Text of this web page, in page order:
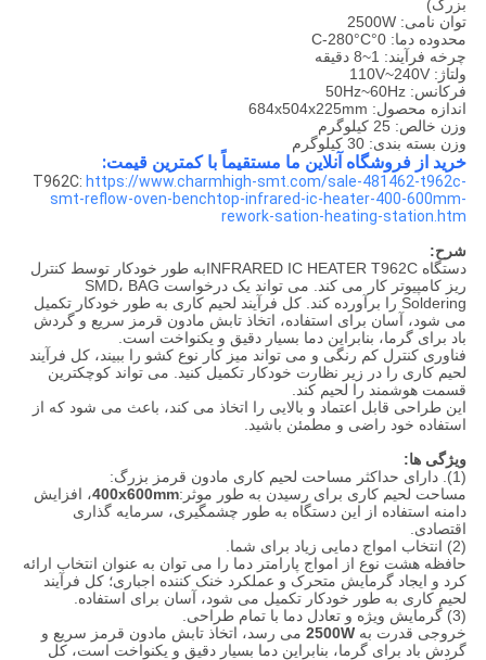
بزرگ)
توان نامی: 2500W
محدوده دما: 0°C-280°C
چرخه فرآیند: 1~8 دقیقه
ولتاژ: 110V~240V
فرکانس: 50Hz~60Hz
اندازه محصول: 684x504x225mm
وزن خالص: 25 کیلوگرم
وزن بسته بندی: 30 کیلوگرم
خرید از فروشگاه آنلاین ما مستقیماً با کمترین قیمت:
T962C: https://www.charmhigh-smt.com/sale-481462-t962c-
smt-reflow-oven-benchtop-infrared-ic-heater-400-600mm-
rework-sation-heating-station.htm
شرح:
دستگاه INFRARED IC HEATER T962Cبه طور خودکار توسط کنترل
ریز کامپیوتر کار می کند. می تواند یک درخواست SMD، BAG
Soldering را برآورده کند. کل فرآیند لحیم کاری به طور خودکار تکمیل
می شود، آسان برای استفاده، اتخاذ تابش مادون قرمز سریع و گردش
باد برای گرما، بنابراین دما بسیار دقیق و یکنواخت است.
فناوری کنترل کم رنگی و می تواند میز کار نوع کشو را ببیند، کل فرآیند
لحیم کاری را در زیر نظارت خودکار تکمیل کنید. می تواند کوچکترین
قسمت هوشمند را لحیم کند.
این طراحی قابل اعتماد و بالایی را اتخاذ می کند، باعث می شود که از
استفاده خود راضی و مطمئن باشید.
ویژگی ها:
(1). دارای حداکثر مساحت لحیم کاری مادون قرمز بزرگ:
مساحت لحیم کاری برای رسیدن به طور موثر:400x600mm، افزایش
دامنه استفاده از این دستگاه به طور چشمگیری، سرمایه گذاری
اقتصادی.
(2) انتخاب امواج دمایی زیاد برای شما.
حافظه هشت نوع از امواج پارامتر دما را می توان به عنوان انتخاب ارائه
کرد و ایجاد گرمایش متحرک و عملکرد خنک کننده اجباری؛ کل فرآیند
لحیم کاری به طور خودکار تکمیل می شود، آسان برای استفاده.
(3) گرمایش ویژه و تعادل دما با تمام طراحی.
خروجی قدرت به 2500Wمی رسد، اتخاذ تابش مادون قرمز سریع و
گردش باد برای گرما، بنابراین دما بسیار دقیق و یکنواخت است، کل